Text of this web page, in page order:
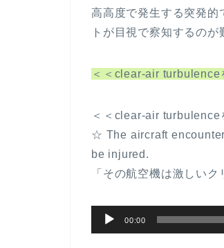
高高度で発生する突発的
トが目視で察知するのが
＜＜clear-air turbulence
＜＜clear-air turbulence
☆ The aircraft
be injured.
「その航空機は激しい
声
00:00